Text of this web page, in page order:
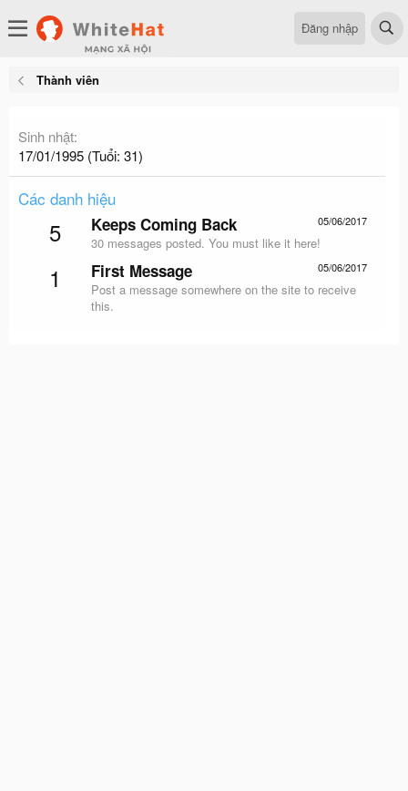
Đăng nhập
Thành viên
Sinh nhật
17/01/1995 (Tuổi: 31)
Các danh hiệu
5 05/06/2017
Keeps Coming Back
30 messages posted. You must like it here!
1 05/06/2017
First Message
Post a message somewhere on the site to receive
this.